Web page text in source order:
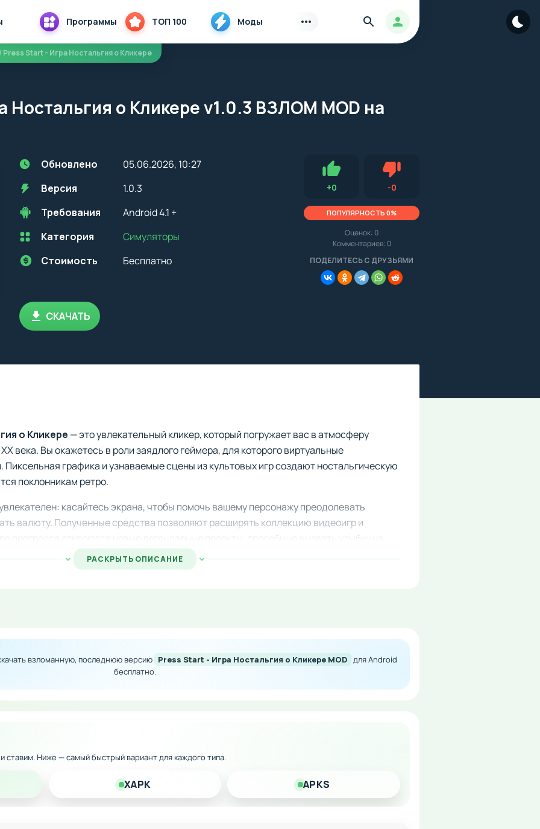
Программы ТОП 100 Моды Авторизация
Найти
/ Press Start - Игра Ностальгия о Кликере
Ностальгия о Кликере v1.0.3 ВЗЛОМ MOD на
Обновлено
05.06.2026, 10:27
Версия
1.0.3
Требования
Android 4.1 +
Перед установкой приложения на устройство с Android, стоит
учитывать версию OS. Мы всегда указываем минимальные
Категория
Симуляторы
Стоимость
Бесплатно
+0Нравится -0Не нравится (0.0, 0, 16089)
ПОПУЛЯРНОСТЬ 0%
Оценок: 0
Комментариев: 0
СКАЧАТЬ
о Кликере — это увлекательный кликер, который погружает вас в атмосферу
века. Вы окажетесь в роли заядлого геймера, для которого виртуальные
графика и узнаваемые сцены из культовых игр создают ностальгическую
поклонникам ретро.
касайтесь экрана, чтобы помочь вашему персонажу преодолевать
валюту. Полученные средства позволяют расширять коллекцию видеоигр и
прогресса откроются новые легендарные проекты, способные вызвать улыбку на
покупок
и прокачка
без тратраты валюты
РАСКРЫТЬ ОПИСАНИЕ
взломанную, последнюю версию Press Start - Игра Ностальгия о Кликере MOD для Android
бесплатно.
ставим. Ниже — самый быстрый вариант для каждого типа.
XAPK APKS